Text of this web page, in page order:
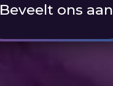
Beveelt ons aan